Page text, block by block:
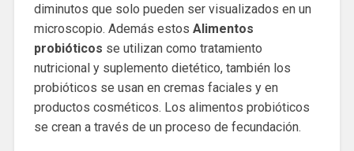
diminutos que solo pueden ser visualizados en un
microscopio. Además estos Alimentos
probióticos se utilizan como tratamiento
nutricional y suplemento dietético, también los
probióticos se usan en cremas faciales y en
productos cosméticos. Los alimentos probióticos
se crean a través de un proceso de fecundación.